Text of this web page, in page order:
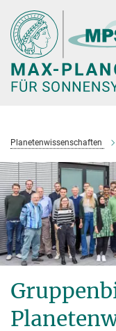
Hauptinhalt
Planetenwissenschaften